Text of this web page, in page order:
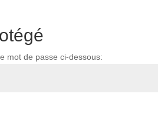
mot de passe ci-dessous: